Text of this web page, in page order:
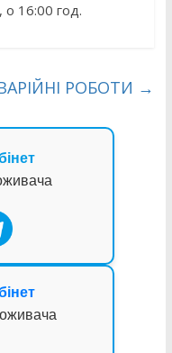
о 16:00 год.
РОБОТИ →